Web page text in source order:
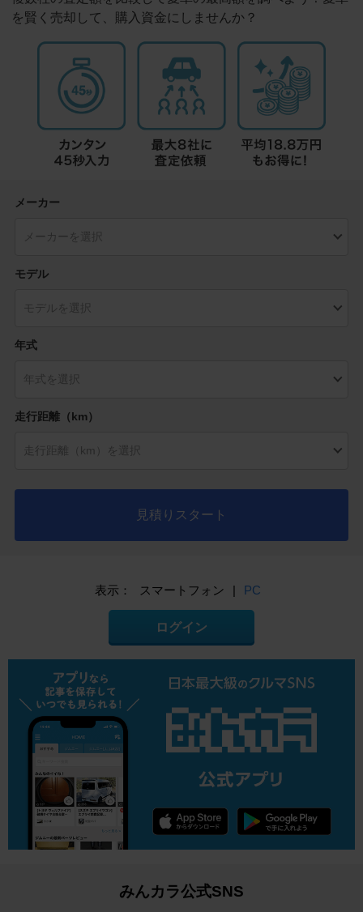
を賢く売却して、購入資金にしませんか？
メーカー
モデル
年式
走行距離（km）
見積りスタート
表示： スマートフォン | PC
ログイン
みんカラ公式SNS